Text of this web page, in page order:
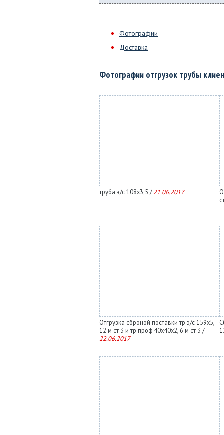
Фотографии
Доставка
Фотографии отгрузок трубы
труба э/с 108х3,5 / 21.06.2017
Отгрузка сброной поставки тр э/с 159х5,
12 м ст 3 и тр проф 40х40х2, 6 м ст 3 /
22.06.2017